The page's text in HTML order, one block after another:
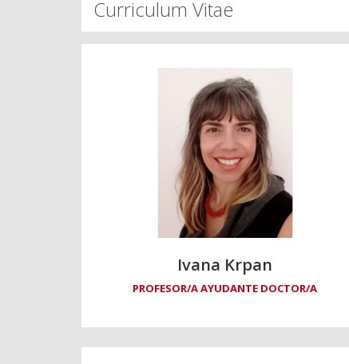
Curriculum Vitae
Ivana Krpan
PROFESOR/A AYUDANTE DOCTOR/A